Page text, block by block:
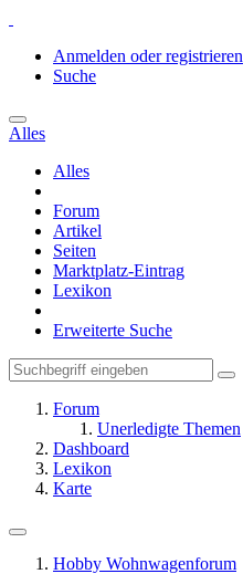
Anmelden oder registrieren
Suche
Alles
Alles
Forum
Artikel
Seiten
Marktplatz-Eintrag
Lexikon
Erweiterte Suche
Forum
Unerledigte Themen
Dashboard
Lexikon
Karte
Hobby Wohnwagenforum